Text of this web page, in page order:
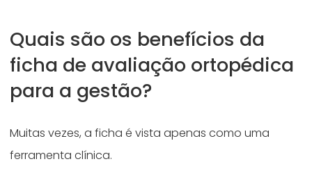
Quais são os benefícios da
ficha de avaliação ortopédica
para a gestão?
Muitas vezes, a ficha é vista apenas como uma
ferramenta clínica.